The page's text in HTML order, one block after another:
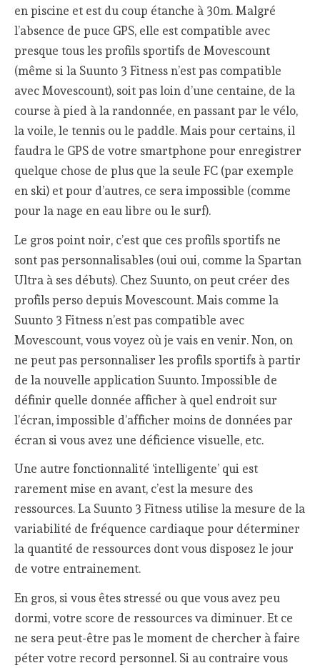
en piscine et est du coup étanche à 30m. Malgré
l’absence de puce GPS, elle est compatible avec
presque tous les profils sportifs de Movescount
(même si la Suunto 3 Fitness n’est pas compatible
avec Movescount), soit pas loin d’une centaine, de la
course à pied à la randonnée, en passant par le vélo,
la voile, le tennis ou le paddle. Mais pour certains, il
faudra le GPS de votre smartphone pour enregistrer
quelque chose de plus que la seule FC (par exemple
en ski) et pour d’autres, ce sera impossible (comme
pour la nage en eau libre ou le surf).
Le gros point noir, c’est que ces profils sportifs ne
sont pas personnalisables (oui oui, comme la Spartan
Ultra à ses débuts). Chez Suunto, on peut créer des
profils perso depuis Movescount. Mais comme la
Suunto 3 Fitness n’est pas compatible avec
Movescount, vous voyez où je vais en venir. Non, on
ne peut pas personnaliser les profils sportifs à partir
de la nouvelle application Suunto. Impossible de
définir quelle donnée afficher à quel endroit sur
l’écran, impossible d’afficher moins de données par
écran si vous avez une déficience visuelle, etc.
Une autre fonctionnalité ‘intelligente’ qui est
rarement mise en avant, c’est la mesure des
ressources. La Suunto 3 Fitness utilise la mesure de la
variabilité de fréquence cardiaque pour déterminer
la quantité de ressources dont vous disposez le jour
de votre entrainement.
En gros, si vous êtes stressé ou que vous avez peu
dormi, votre score de ressources va diminuer. Et ce
ne sera peut-être pas le moment de chercher à faire
péter votre record personnel. Si au contraire vous